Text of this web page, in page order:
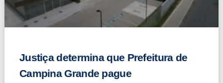
Justiça determina que Prefeitura de
Campina Grande pague